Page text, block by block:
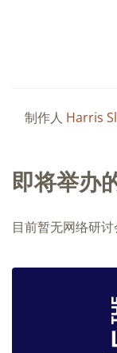
制作人 Harris
即将举办
目前暂无网络研